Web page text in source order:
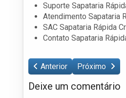
Suporte Sapataria
Atendimento Sapataria
SAC Sapataria Rápida
Contato Sapataria
Anterior Próximo
Deixe um comentário